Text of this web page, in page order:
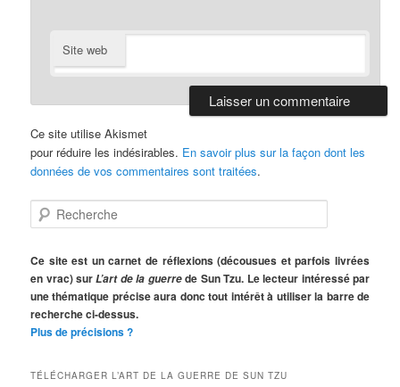
Site web
Ce site utilise Akismet
pour réduire les indésirables. En savoir plus sur la façon dont les
données de vos commentaires sont traitées.
e
h
e
r
c
h
Ce site est un carnet de réflexions (décousues et parfois livrées
en vrac) surL’art de la guerrede Sun Tzu. Le lecteur intéressé par
une thématique précise aura donc tout intérêt à utiliser la barre de
recherche ci-dessus.
Plus de précisions ?
TÉLÉCHARGER L’ART DE LA GUERRE DE SUN TZU